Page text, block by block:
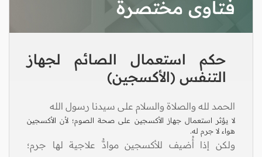
فتاوى مختصرة
حكم استعمال الصائم لجهاز
التنفس (الأكسجين)
الحمد لله والصلاة والسلام على سيدنا رسول الله
لا يؤثر استعمال جهاز الأكسجين على صحة الصوم؛ لأن الأكسجين
هواء لا جرم له.
ولكن إذا أُضيف للأكسجين موادُّ علاجية لها جرم؛